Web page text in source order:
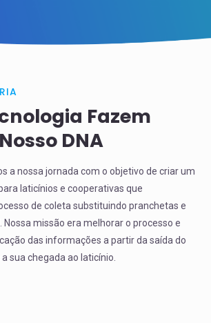
Fazem
DNA
a nossa jornada com o objetivo de criar um
laticínios e cooperativas que
de coleta substituindo pranchetas e
Nossa missão era melhorar o processo e
das informações a partir da saída do
sua chegada ao laticínio.